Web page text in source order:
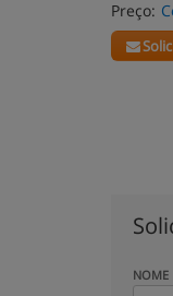
Preço:
NOME